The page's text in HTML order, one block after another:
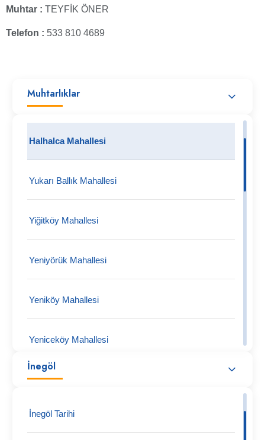
Muhtarlıklar
Halhalca Mahallesi
Yukarı Ballık Mahallesi
Yiğitköy Mahallesi
Yeniyörük Mahallesi
Yeniköy Mahallesi
Yeniceköy Mahallesi
Tüfekçikonak Mahallesi
Turgutalp Köy Mahallesi
İnegöl
İnegöl Tarihi
Muhtar : TEYFİK ÖNER
Telefon : 533 810 4689